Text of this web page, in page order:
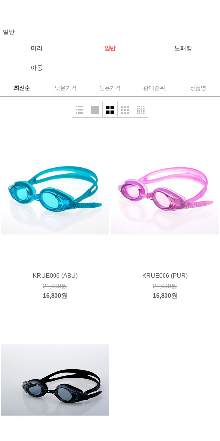
일반
미러 일반 노패킹
아동
최신순 낮은가격 높은가격 판매순위 상품명
KRUE006 (ABU)
21,000원
16,800원
KRUE006 (PUR)
21,000원
16,800원